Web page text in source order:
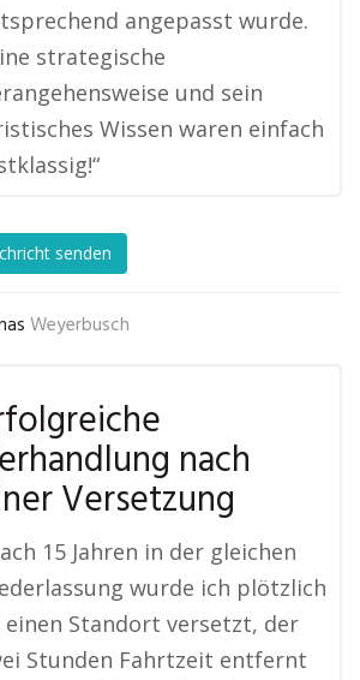
angepasst wurde.
strategische
und sein
Wissen waren einfach
senden
Weyerbusch
nach
Versetzung
15 Jahren in der gleichen
wurde ich plötzlich
einen Standort versetzt, der
Stunden Fahrtzeit entfernt